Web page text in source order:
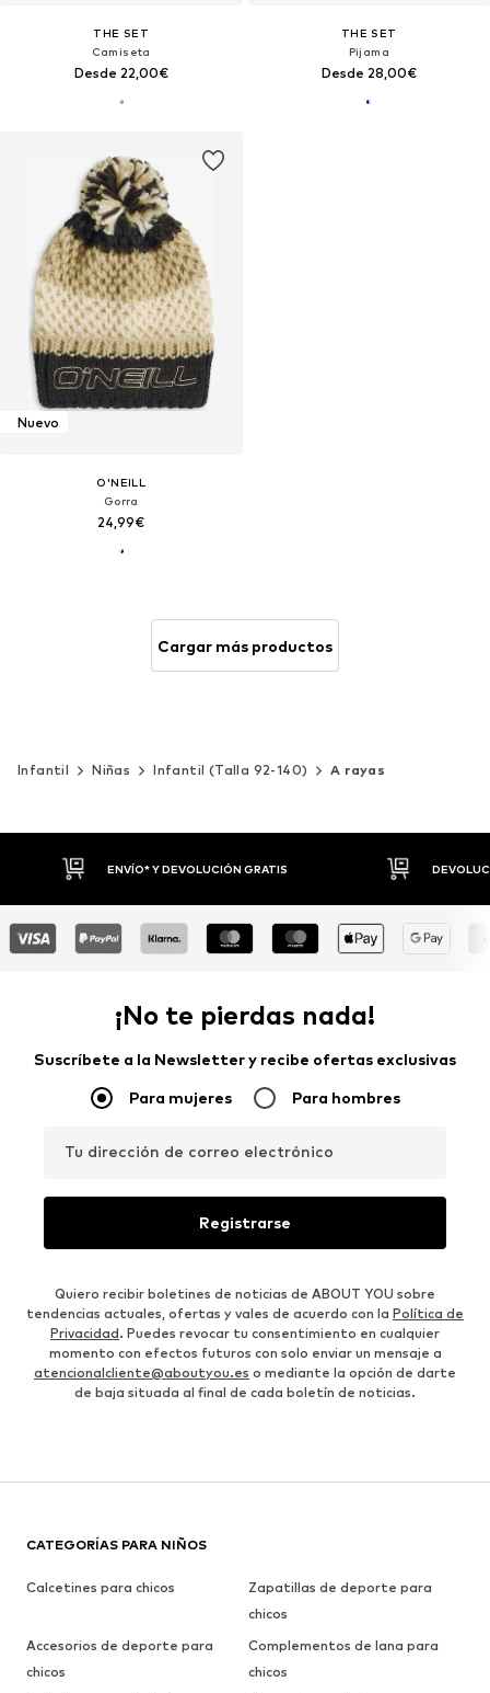
THE SET
Camiseta
Desde 22,00€
THE SET
Pijama
Desde 28,00€
Nuevo
O'NEILL
Gorra
24,99€
Cargar más productos
Infantil Niñas Infantil (Talla 92-140) A rayas
DEVOLUCIONES HASTA 30 DÍAS
¡No te pierdas nada!
Suscríbete a la Newsletter y recibe ofertas exclusivas
Para mujeres Para hombres
Tu dirección de correo electrónico
Registrarse
Quiero recibir boletines de noticias de ABOUT YOU sobre
tendencias actuales, ofertas y vales de acuerdo con la Política de
Privacidad. Puedes revocar tu consentimiento en cualquier
momento con efectos futuros con solo enviar un mensaje a
atencionalcliente@aboutyou.es o mediante la opción de darte
de baja situada al final de cada boletín de noticias.
CATEGORÍAS PARA NIÑOS
Calcetines para chicos
Zapatillas de deporte para
chicos
Accesorios de deporte para
chicos
Complementos de lana para
chicos